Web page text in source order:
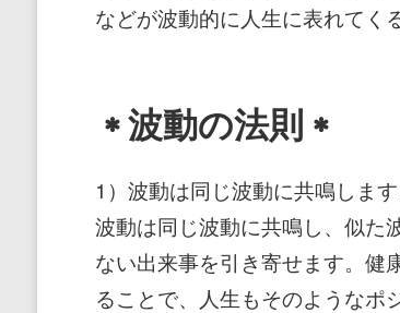
などが波動的に人生に表れてく
＊波動の法則＊
1）波動は同じ波動に共鳴します
波動は同じ波動に共鳴し、似た
ない出来事を引き寄せます。健
ることで、人生もそのようなポ